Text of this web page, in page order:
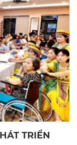
TRIỂN